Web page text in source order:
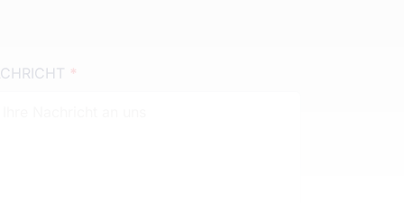
*